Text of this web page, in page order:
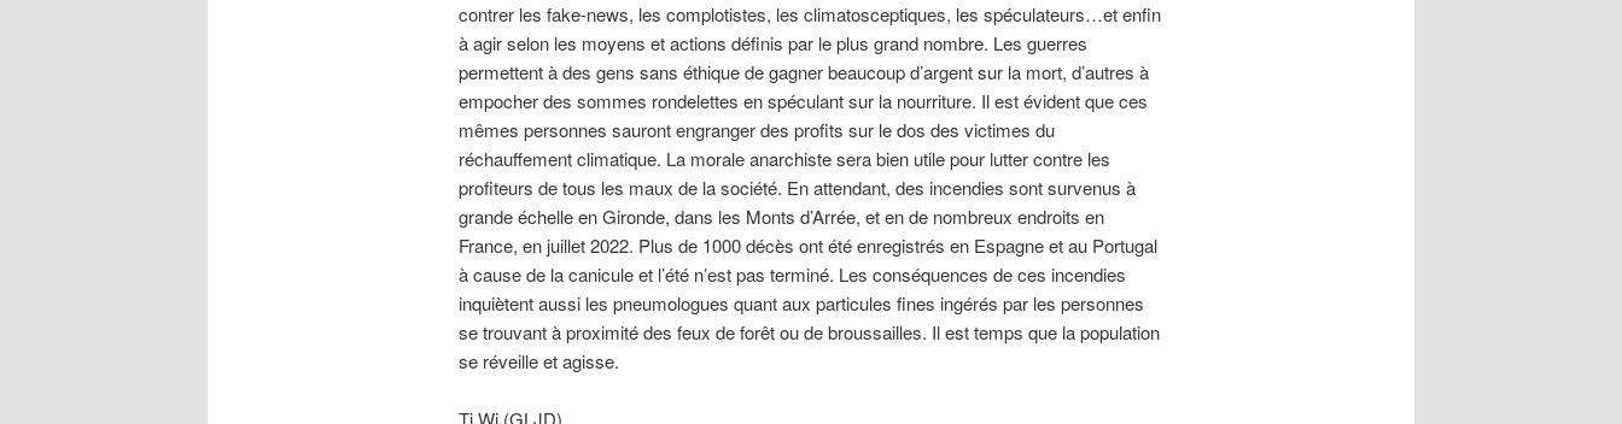
contrer les fake-news, les complotistes, les climatosceptiques, les spéculateurs…et enfin
à agir selon les moyens et actions définis par le plus grand nombre. Les guerres
permettent à des gens sans éthique de gagner beaucoup d’argent sur la mort, d’autres à
empocher des sommes rondelettes en spéculant sur la nourriture. Il est évident que ces
mêmes personnes sauront engranger des profits sur le dos des victimes du
réchauffement climatique. La morale anarchiste sera bien utile pour lutter contre les
profiteurs de tous les maux de la société. En attendant, des incendies sont survenus à
grande échelle en Gironde, dans les Monts d’Arrée, et en de nombreux endroits en
France, en juillet 2022. Plus de 1000 décès ont été enregistrés en Espagne et au Portugal
à cause de la canicule et l’été n’est pas terminé. Les conséquences de ces incendies
inquiètent aussi les pneumologues quant aux particules fines ingérés par les personnes
se trouvant à proximité des feux de forêt ou de broussailles. Il est temps que la population
se réveille et agisse.